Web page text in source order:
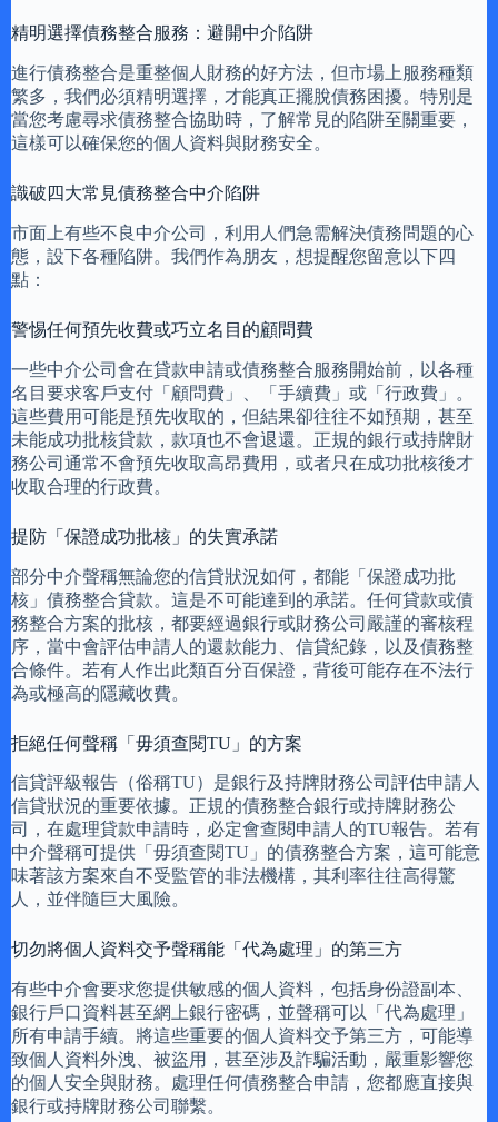
精明選擇債務整合服務：避開中介陷阱
進行債務整合是重整個人財務的好方法，但市場上服務種類
繁多，我們必須精明選擇，才能真正擺脫債務困擾。特別是
當您考慮尋求債務整合協助時，了解常見的陷阱至關重要，
這樣可以確保您的個人資料與財務安全。
識破四大常見債務整合中介陷阱
市面上有些不良中介公司，利用人們急需解決債務問題的心
態，設下各種陷阱。我們作為朋友，想提醒您留意以下四
點：
警惕任何預先收費或巧立名目的顧問費
一些中介公司會在貸款申請或債務整合服務開始前，以各種
名目要求客戶支付「顧問費」、「手續費」或「行政費」。
這些費用可能是預先收取的，但結果卻往往不如預期，甚至
未能成功批核貸款，款項也不會退還。正規的銀行或持牌財
務公司通常不會預先收取高昂費用，或者只在成功批核後才
收取合理的行政費。
提防「保證成功批核」的失實承諾
部分中介聲稱無論您的信貸狀況如何，都能「保證成功批
核」債務整合貸款。這是不可能達到的承諾。任何貸款或債
務整合方案的批核，都要經過銀行或財務公司嚴謹的審核程
序，當中會評估申請人的還款能力、信貸紀錄，以及債務整
合條件。若有人作出此類百分百保證，背後可能存在不法行
為或極高的隱藏收費。
拒絕任何聲稱「毋須查閱TU」的方案
信貸評級報告（俗稱TU）是銀行及持牌財務公司評估申請人
信貸狀況的重要依據。正規的債務整合銀行或持牌財務公
司，在處理貸款申請時，必定會查閱申請人的TU報告。若有
中介聲稱可提供「毋須查閱TU」的債務整合方案，這可能意
味著該方案來自不受監管的非法機構，其利率往往高得驚
人，並伴隨巨大風險。
切勿將個人資料交予聲稱能「代為處理」的第三方
有些中介會要求您提供敏感的個人資料，包括身份證副本、
銀行戶口資料甚至網上銀行密碼，並聲稱可以「代為處理」
所有申請手續。將這些重要的個人資料交予第三方，可能導
致個人資料外洩、被盜用，甚至涉及詐騙活動，嚴重影響您
的個人安全與財務。處理任何債務整合申請，您都應直接與
銀行或持牌財務公司聯繫。